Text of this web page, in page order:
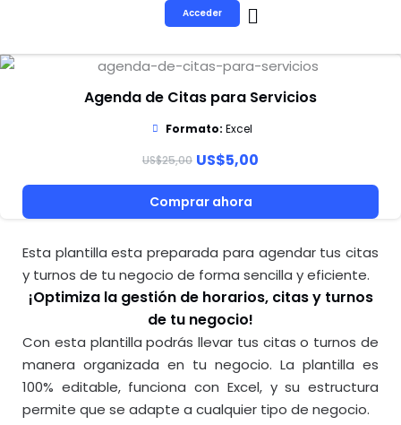
contenido
Acceder
Esta plantilla esta preparada para agendar tus citas
y turnos de tu negocio de forma sencilla y eficiente.
¡Optimiza la gestión de horarios, citas y turnos
de tu negocio!
Con esta plantilla podrás llevar tus citas o turnos de
manera organizada en tu negocio. La plantilla es
100% editable, funciona con Excel, y su estructura
permite que se adapte a cualquier tipo de negocio.
Agenda de Citas para Servicios
Formato: Excel
US$25,00 US$5,00
Comprar ahora